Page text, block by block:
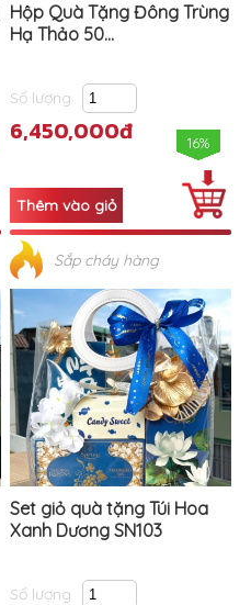
Hộp Quà Tặng Đông Trùng
Hạ Thảo 50...
Số lượng
6,450,000đ 16%
Sắp cháy hàng
Set giỏ quà tặng Túi Hoa
Xanh Dương SN103
Số lượng